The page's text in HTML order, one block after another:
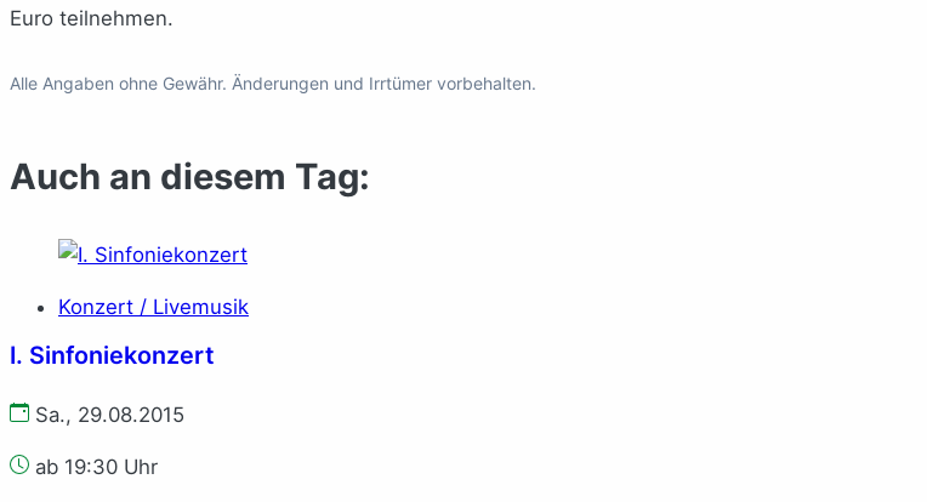
Euro teilnehmen.
Alle Angaben ohne Gewähr. Änderungen und Irrtümer vorbehalten.
Auch an diesem Tag:
Konzert / Livemusik
I. Sinfoniekonzert
Sa., 29.08.2015
ab 19:30 Uhr